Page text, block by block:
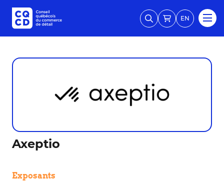
EN
Axeptio
Exposants